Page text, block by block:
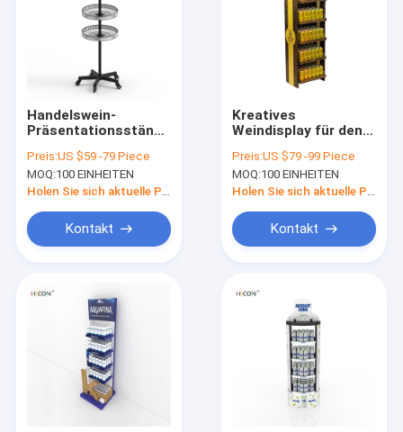
Handelswein-
Präsentationsständer
metalldraht-Runden-
Bodens 3 für
Einzelhandelsgeschäfte
Preis:US $59 -79 Piece
MOQ:100 EINHEITEN
Kontakt
Kreatives
Weindisplay für den
stufiges
Merchandising-
Display für
Preis:US $79 -99 Piece
MOQ:100 EINHEITEN
Kontakt